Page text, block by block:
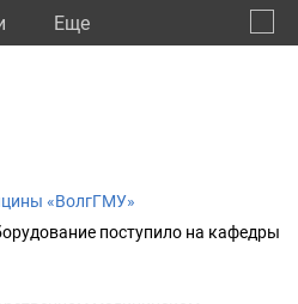
Eще
«ВолгГМУ»
поступило на кафедры